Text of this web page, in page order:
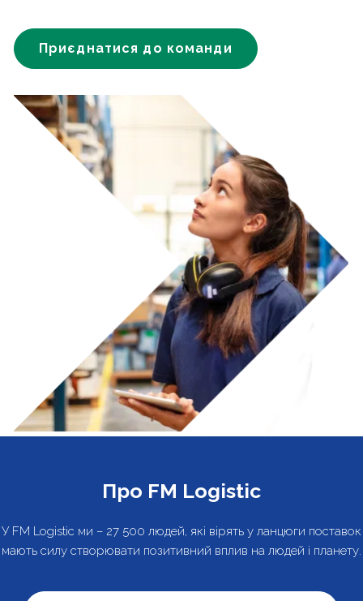
Приєднатися до команди
Про FM Logistic
У FM Logistic ми – 27 500 людей, які вірять у ланцюги поставок
мають силу створювати позитивний вплив на людей і планету.